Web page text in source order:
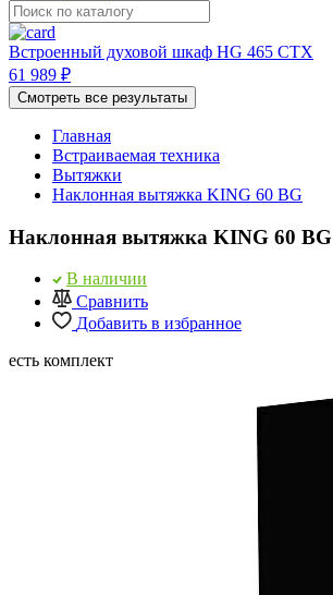
Встроенный духовой шкаф HG 465 CTX
61 989 ₽
Смотреть все результаты
Главная
Встраиваемая техника
Вытяжки
Наклонная вытяжка KING 60 BG
Наклонная вытяжка KING 60 BG
В наличии
Сравнить
Добавить в избранное
есть комплект